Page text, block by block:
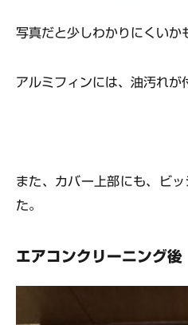
写真だと少しわかりにくいか
アルミフィンには、油汚れが
また、カバー上部にも、ビ
た。
エアコンクリーニング後